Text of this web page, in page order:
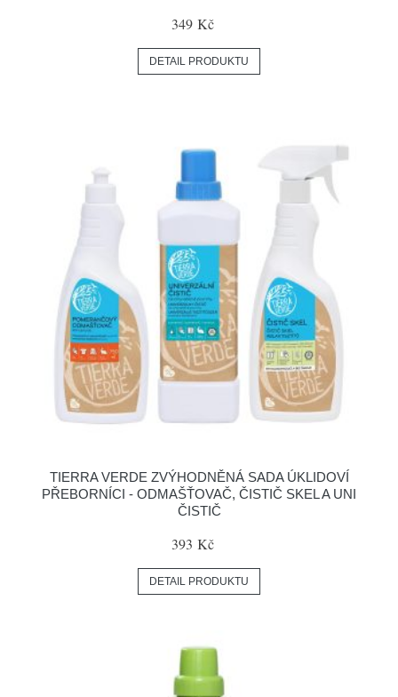
349 Kč
DETAIL PRODUKTU
TIERRA VERDE ZVÝHODNĚNÁ SADA ÚKLIDOVÍ
PŘEBORNÍCI - ODMAŠŤOVAČ, ČISTIČ SKEL A UNI
ČISTIČ
393 Kč
DETAIL PRODUKTU